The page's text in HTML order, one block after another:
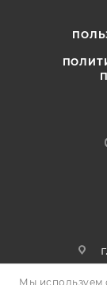
Мы используем